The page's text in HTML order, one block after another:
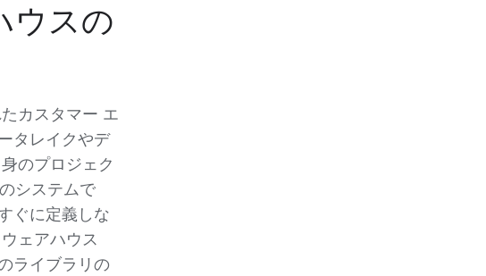
ウスの
カスタマー エ
タレイクやデ
のプロジェク
システムで
ぐに定義しな
ェアハウス
ライブラリの